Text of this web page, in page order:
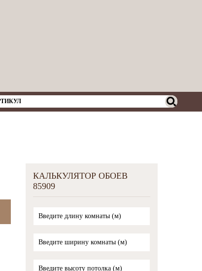
КАЛЬКУЛЯТОР ОБОЕВ
85909